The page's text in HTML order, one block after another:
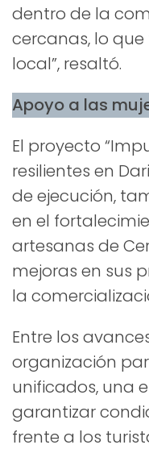
dentro de la
cercanas, lo
local”, resaltó.
Apoyo a las
El proyecto
resilientes en
de ejecución,
en el
artesanas de
mejoras en sus
la
Entre los
organización
unificados, una
garantizar
frente a los